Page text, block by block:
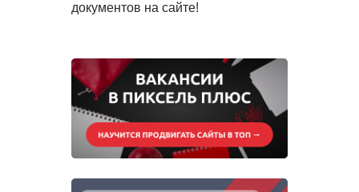
документов на сайте!